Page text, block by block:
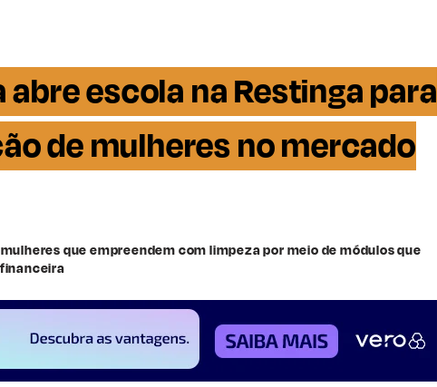
escola na Restinga para
de mulheres no mercado
que empreendem com limpeza por meio de módulos que